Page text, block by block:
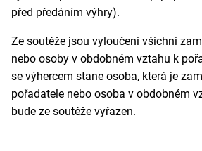
před předáním výhry).
Ze soutěže jsou vyloučeni všichni
nebo osoby v obdobném vztahu k
se výhercem stane osoba, která je
pořadatele nebo osoba v obdobném
bude ze soutěže vyřazen.